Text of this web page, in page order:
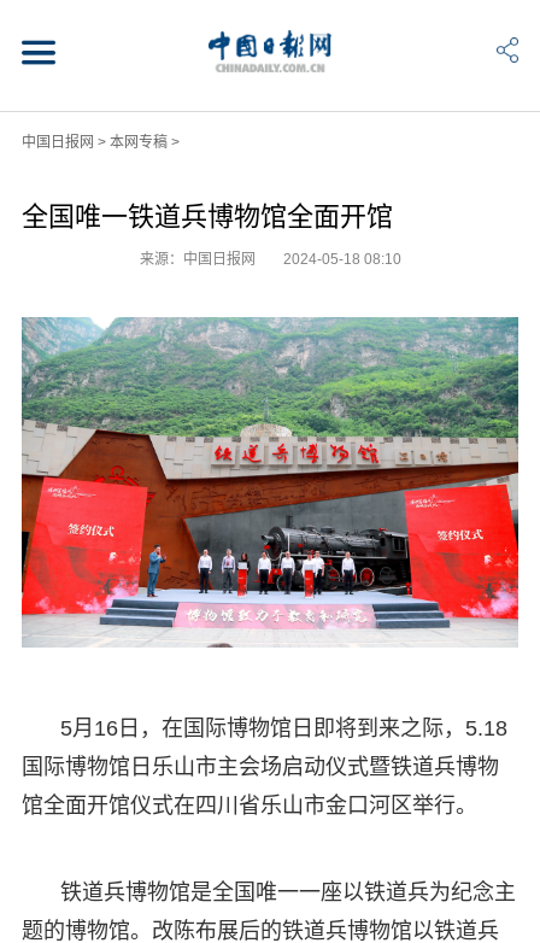
中国日报网 > 本网专稿>
全国唯一铁道兵博物馆全面开馆
来源：中国日报网 2024-05-18 08:10
5月16日，在国际博物馆日即将到来之际，5.18
国际博物馆日乐山市主会场启动仪式暨铁道兵博物
馆全面开馆仪式在四川省乐山市金口河区举行。
铁道兵博物馆是全国唯一一座以铁道兵为纪念主
题的博物馆。改陈布展后的铁道兵博物馆以铁道兵